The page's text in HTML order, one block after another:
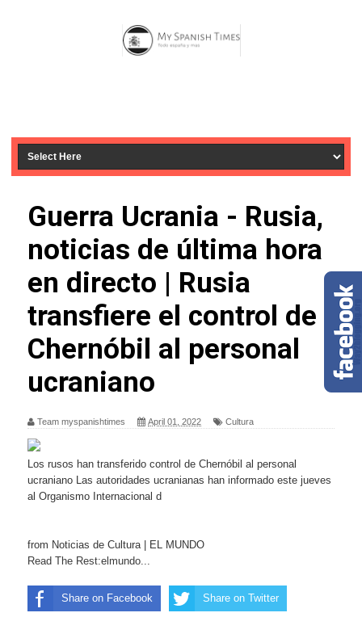
Guerra Ucrania - Rusia,
noticias de última hora
en directo | Rusia
transfiere el control de
Chernóbil al personal
ucraniano
Team myspanishtimes April 01, 2022 Cultura
Los rusos han transferido control de Chernóbil al personal
ucraniano Las autoridades ucranianas han informado este jueves
al Organismo Internacional d
from Noticias de Cultura | EL MUNDO
Read The Rest:elmundo...
Share on Facebook Share on Twitter